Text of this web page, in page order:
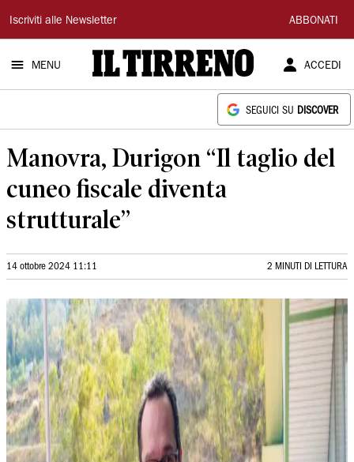
Il
Tirreno
Iscriviti alle Newsletter ABBONATI
MENU ACCEDI
SEGUICI SU DISCOVER
Manovra, Durigon “Il taglio del
cuneo fiscale diventa
strutturale”
14 ottobre 2024 11:11 2 MINUTI DI LETTURA